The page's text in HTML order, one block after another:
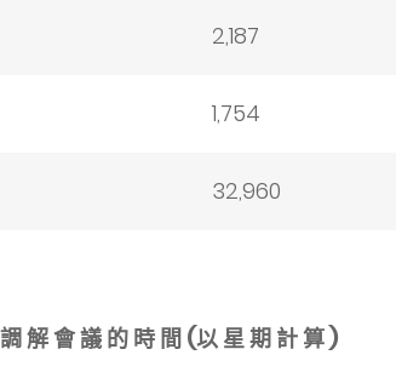
2,187
1,754
32,960
解 會 議 的 時 間 (以 星 期 計 算 )